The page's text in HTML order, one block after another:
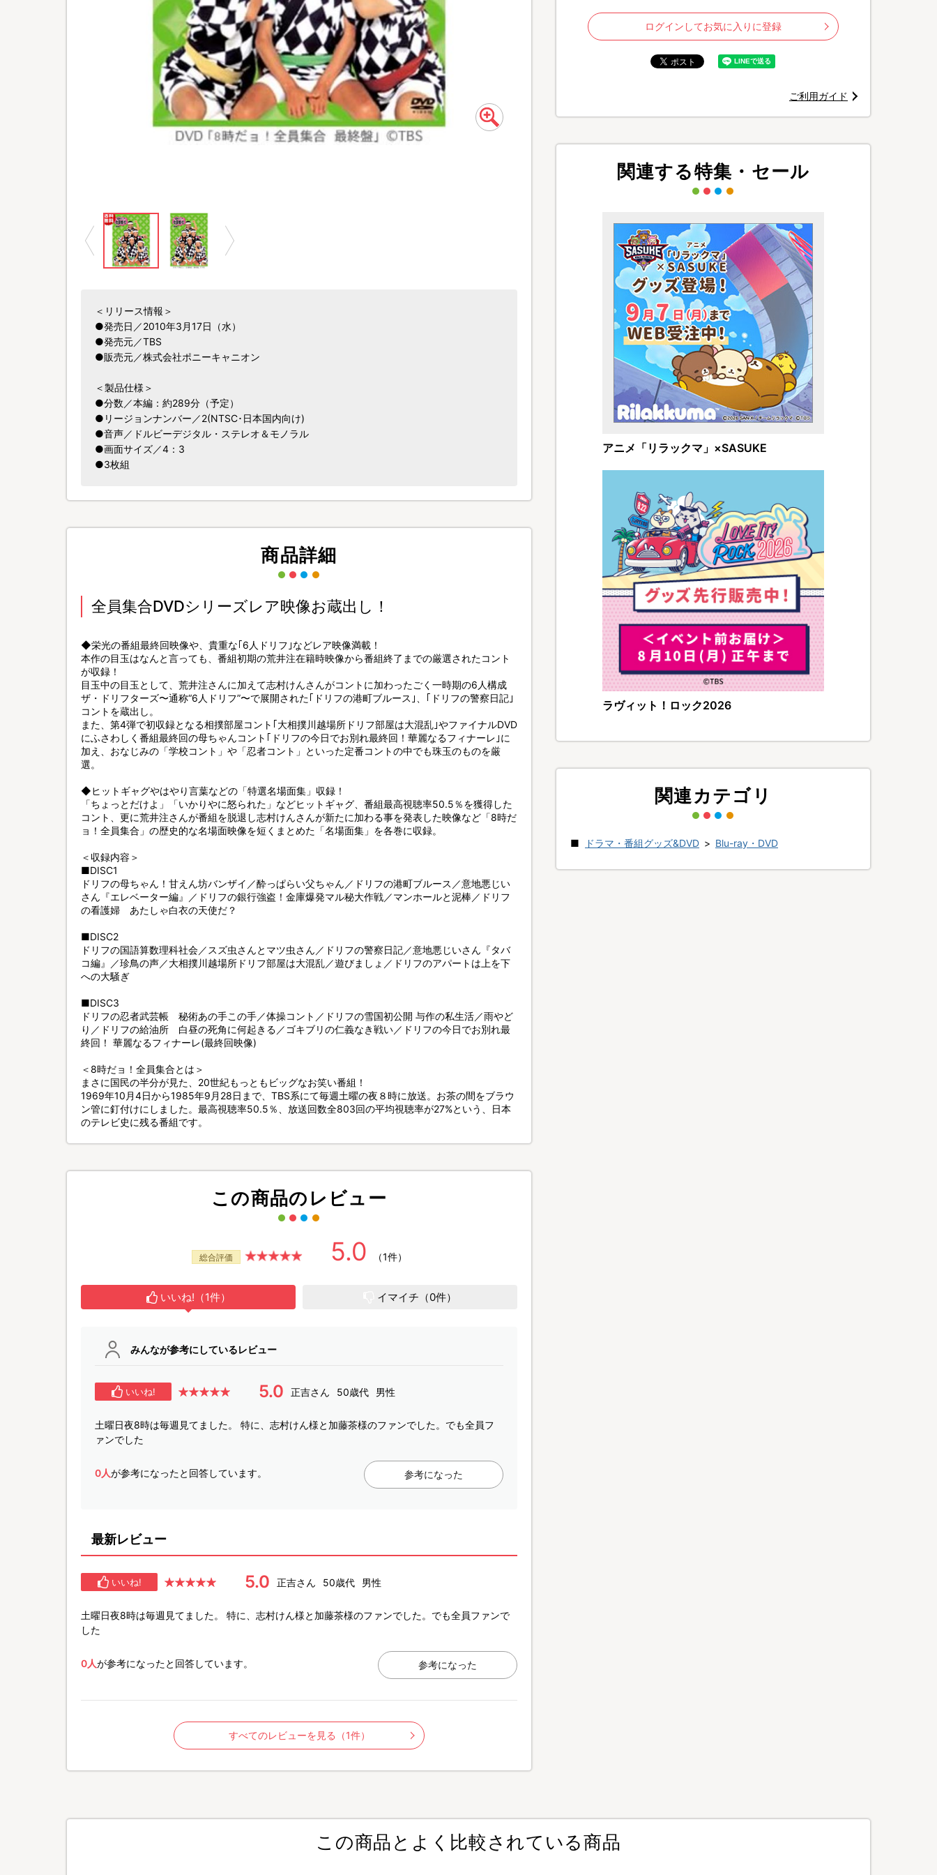
＜リリース情報＞
●発売日／2010年3月17日（水）
●発売元／TBS
●販売元／株式会社ポニーキャニオン
＜製品仕様＞
●分数／本編：約289分（予定）
●リージョンナンバー／2(NTSC･日本国内向け)
●音声／ドルビーデジタル・ステレオ＆モノラル
●画面サイズ／4：3
●3枚組
商品詳細
全員集合DVDシリーズレア映像お蔵出し！
◆栄光の番組最終回映像や、貴重な｢6人ドリフ｣などレア映像満載！
本作の目玉はなんと言っても、番組初期の荒井注在籍時映像から番組終了までの厳選されたコント
が収録！
目玉中の目玉として、荒井注さんに加えて志村けんさんがコントに加わったごく一時期の6人構成
ザ・ドリフターズ〜通称“6人ドリフ”〜で展開された｢ドリフの港町ブルース｣、｢ドリフの警察日記｣
コントを蔵出し。
また、第4弾で初収録となる相撲部屋コント｢大相撲川越場所ドリフ部屋は大混乱｣やファイナルDVD
にふさわしく番組最終回の母ちゃんコント｢ドリフの今日でお別れ最終回！華麗なるフィナーレ｣に
加え、おなじみの「学校コント」や「忍者コント」といった定番コントの中でも珠玉のものを厳
選。
◆ヒットギャグやはやり言葉などの「特選名場面集」収録！
「ちょっとだけよ」「いかりやに怒られた」などヒットギャグ、番組最高視聴率50.5％を獲得した
コント、更に荒井注さんが番組を脱退し志村けんさんが新たに加わる事を発表した映像など「8時だ
ョ！全員集合」の歴史的な名場面映像を短くまとめた「名場面集」を各巻に収録。
＜収録内容＞
■DISC1
ドリフの母ちゃん！甘えん坊バンザイ／酔っぱらい父ちゃん／ドリフの港町ブルース／意地悪じい
さん『エレベーター編』／ドリフの銀行強盗！金庫爆発マル秘大作戦／マンホールと泥棒／ドリフ
の看護婦 あたしゃ白衣の天使だ？
■DISC2
ドリフの国語算数理科社会／スズ虫さんとマツ虫さん／ドリフの警察日記／意地悪じいさん『タバ
コ編』／珍鳥の声／大相撲川越場所ドリフ部屋は大混乱／遊びましょ／ドリフのアパートは上を下
への大騒ぎ
■DISC3
ドリフの忍者武芸帳 秘術あの手この手／体操コント／ドリフの雪国初公開 与作の私生活／雨やど
り／ドリフの給油所 白昼の死角に何起きる／ゴキブリの仁義なき戦い／ドリフの今日でお別れ最
終回！ 華麗なるフィナーレ(最終回映像)
＜8時だョ！全員集合とは＞
まさに国民の半分が見た、20世紀もっともビッグなお笑い番組！
1969年10月4日から1985年9月28日まで、TBS系にて毎週土曜の夜８時に放送。お茶の間をブラウ
ン管に釘付けにしました。最高視聴率50.5％、放送回数全803回の平均視聴率が27%という、日本
のテレビ史に残る番組です。
この商品のレビュー
総合評価 5.0 （1件）
いいね!（1件） イマイチ（0件）
みんなが参考にしているレビュー
いいね! 5.0 正吉さん 50歳代 男性
土曜日夜8時は毎週見てました。 特に、志村けん様と加藤茶様のファンでした。でも全員フ
ァンでした
0人が参考になったと回答しています。 参考になった
最新レビュー
いいね! 5.0 正吉さん 50歳代 男性
土曜日夜8時は毎週見てました。 特に、志村けん様と加藤茶様のファンでした。でも全員ファンで
した
0人が参考になったと回答しています。 参考になった
すべてのレビューを見る（1件）
ログインしてお気に入りに登録
ご利用ガイド
関連する特集・セール
アニメ「リラックマ」×SASUKE
ラヴィット！ロック2026
関連カテゴリ
ドラマ・番組グッズ&DVD > Blu-ray・DVD
この商品とよく比較されている商品